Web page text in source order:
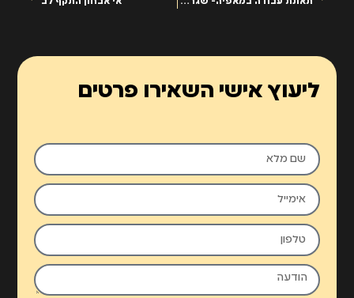
ליעוץ אישי השאירו פרטים